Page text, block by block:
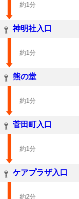
約1分
神明社入口
約1分
熊の堂
約1分
菅田町入口
約1分
ケアプラザ入口
約2分